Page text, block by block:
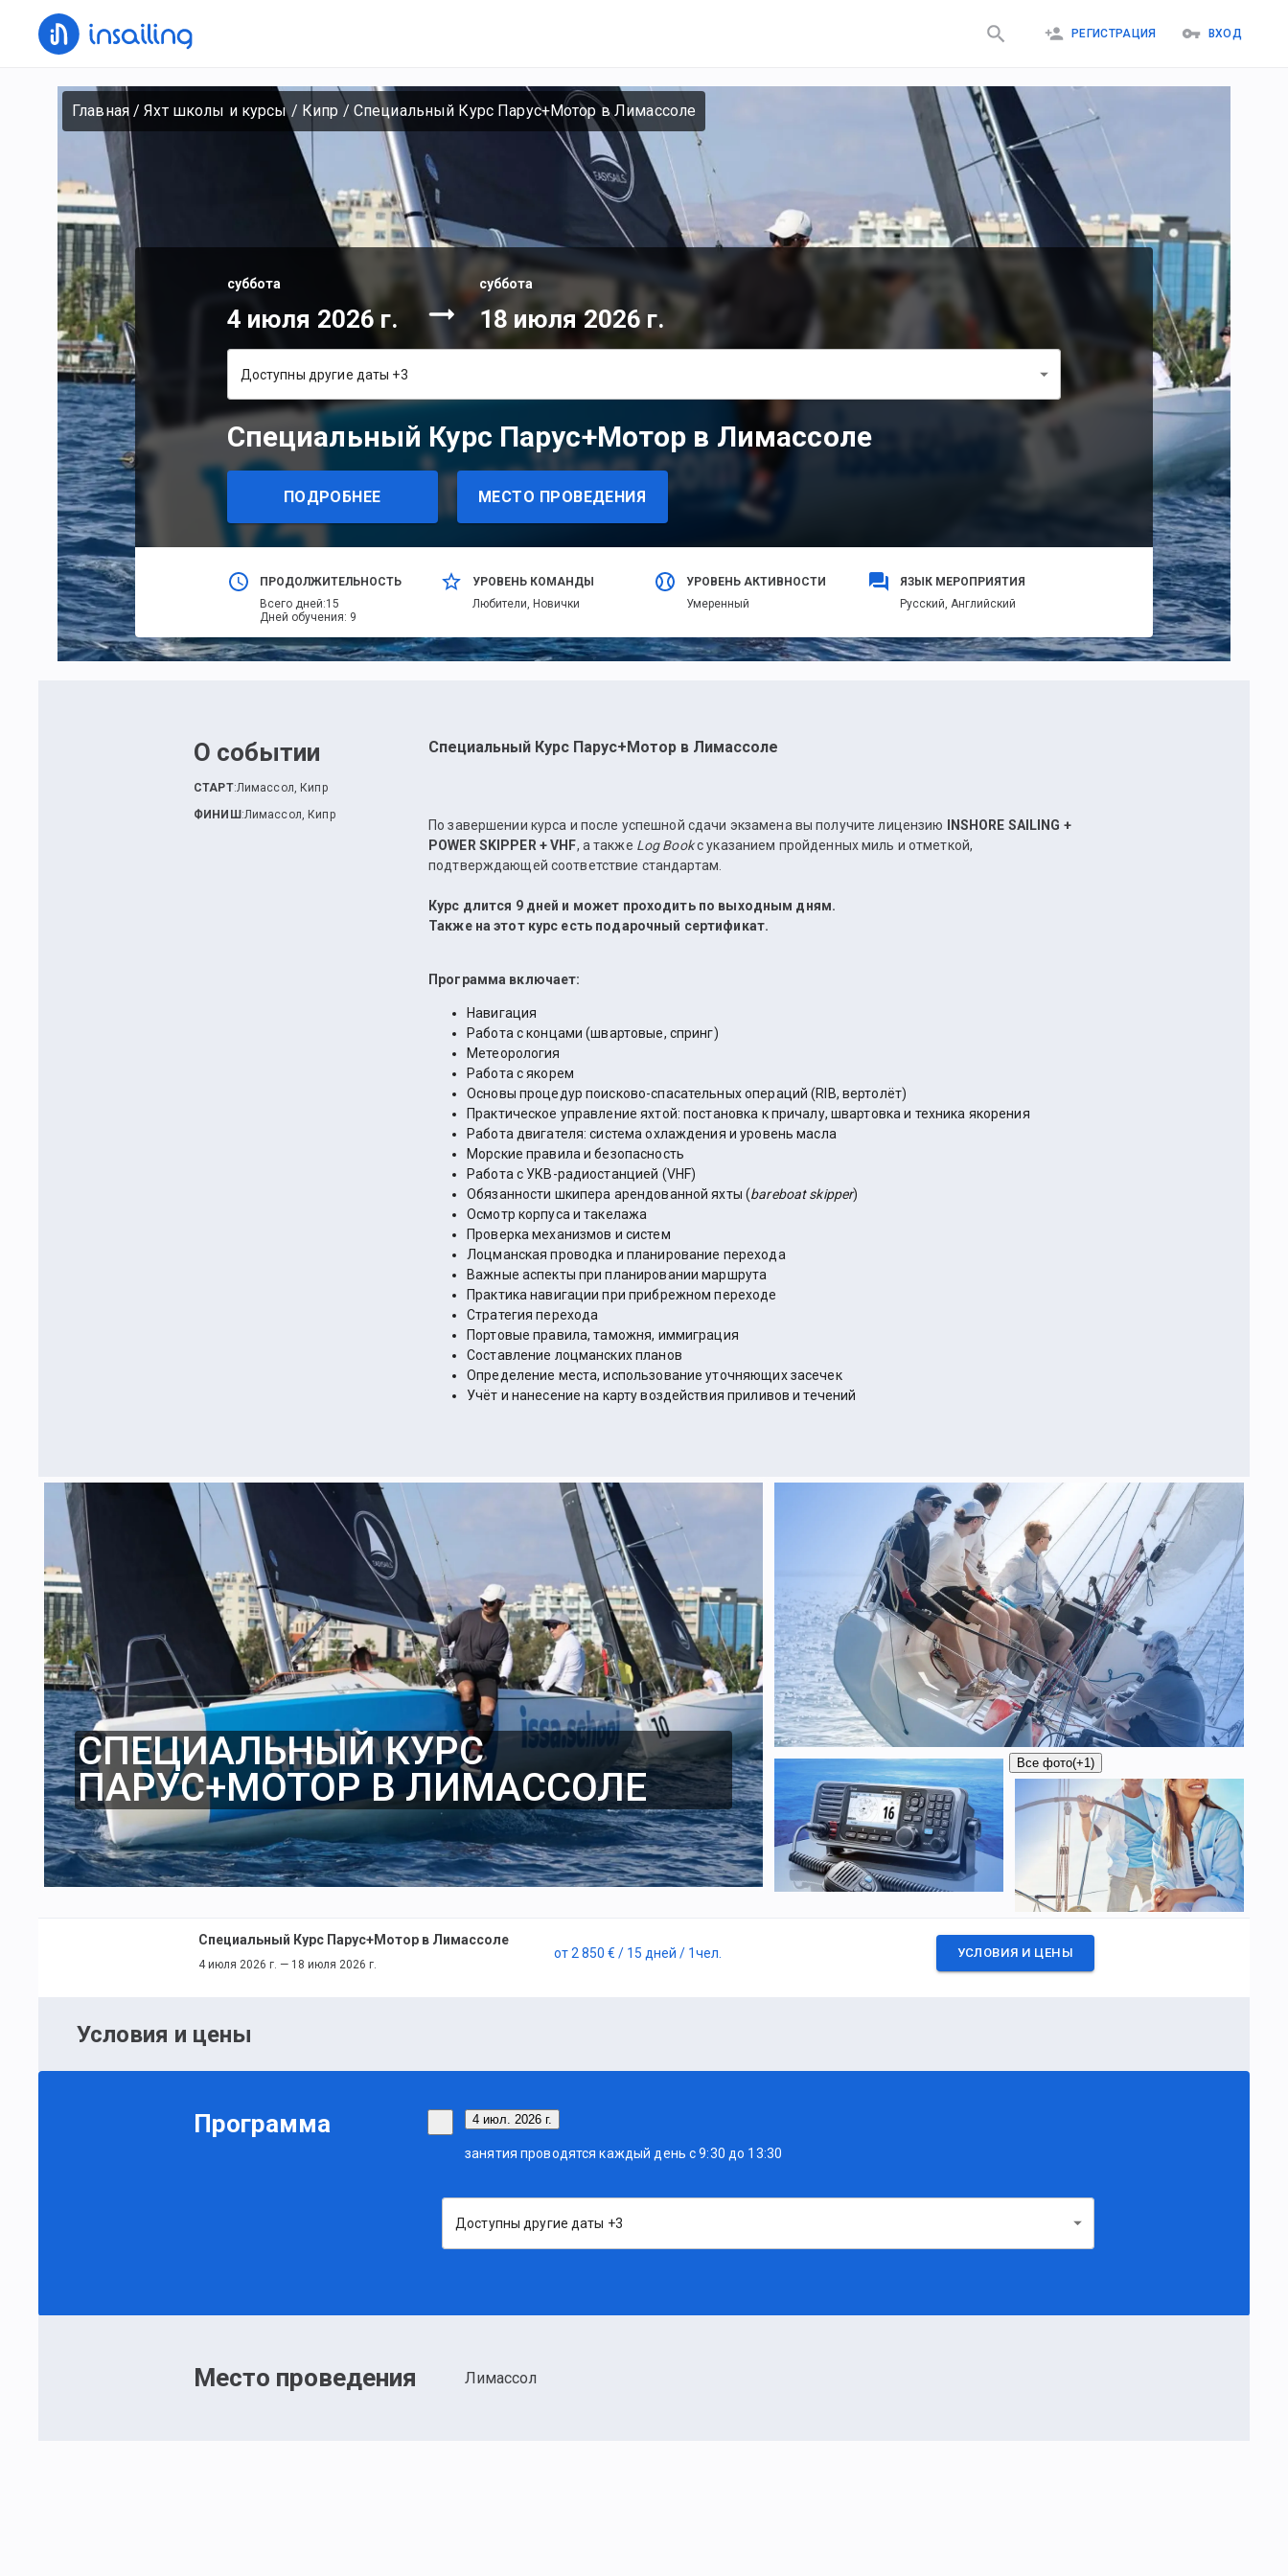
РЕГИСТРАЦИЯ ВХОД
Главная/Яхт школы и курсы/ Кипр / Специальный Курс Парус+Мотор в Лимассоле
суббота
4 июля 2026 г.
суббота
18 июля 2026 г.
Доступны другие даты +3
Специальный Курс Парус+Мотор в Лимассоле
ПОДРОБНЕЕ МЕСТО ПРОВЕДЕНИЯ
ПРОДОЛЖИТЕЛЬНОСТЬ
Всего дней:15
Дней обучения: 9
УРОВЕНЬ КОМАНДЫ
Любители, Новички
УРОВЕНЬ АКТИВНОСТИ
Умеренный
ЯЗЫК МЕРОПРИЯТИЯ
Русский, Английский
О событии
СТАРТ:Лимассол, Кипр
ФИНИШ :Лимассол, Кипр
Специальный Курс Парус+Мотор в Лимассоле
По завершении курса и после успешной сдачи экзамена вы получите лицензию
INSHORE SAILING +
POWER SKIPPER + VHF, а также Log Bookс указанием пройденных миль и отметкой,
подтверждающей соответствие стандартам.
Курс длится 9 дней и может проходить по выходным дням.
Также на этот курс есть подарочный сертификат.
Программа включает:
Навигация
Работа с концами (швартовые, спринг)
Метеорология
Работа с якорем
Основы процедур поисково-спасательных операций (RIB, вертолёт)
Практическое управление яхтой: постановка к причалу, швартовка и техника якорения
Работа двигателя: система охлаждения и уровень масла
Морские правила и безопасность
Работа с УКВ-радиостанцией (VHF)
Обязанности шкипера арендованной яхты (bareboat skipper)
Осмотр корпуса и такелажа
Проверка механизмов и систем
Лоцманская проводка и планирование перехода
Важные аспекты при планировании маршрута
Практика навигации при прибрежном переходе
Стратегия перехода
Портовые правила, таможня, иммиграция
Составление лоцманских планов
Определение места, использование уточняющих засечек
Учёт и нанесение на карту воздействия приливов и течений
СПЕЦИАЛЬНЫЙ КУРС
ПАРУС+МОТОР В ЛИМАССОЛЕ
Все фото(+1)
Специальный Курс Парус+Мотор в Лимассоле
4 июля 2026 г. — 18 июля 2026 г.
от2 850 € / 15 дней / 1чел. УСЛОВИЯ И ЦЕНЫ
Условия и цены
Программа 4 июл. 2026 г.
занятия проводятся каждый день с 9:30 до 13:30
Доступны другие даты +3
Место проведения Лимассол